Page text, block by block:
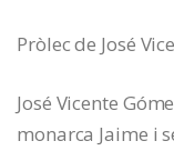
Pròlec de José
José Vicente
monarca Jaime i